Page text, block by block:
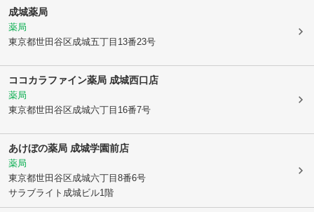
成城薬局
薬局
東京都世田谷区成城五丁目13番23号
ココカラファイン薬局 成城西口店
薬局
東京都世田谷区成城六丁目16番7号
あけぼの薬局 成城学園前店
薬局
東京都世田谷区成城六丁目8番6号
サラブライト成城ビル1階